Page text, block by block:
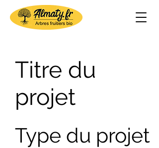
Titre du
projet
Type du projet